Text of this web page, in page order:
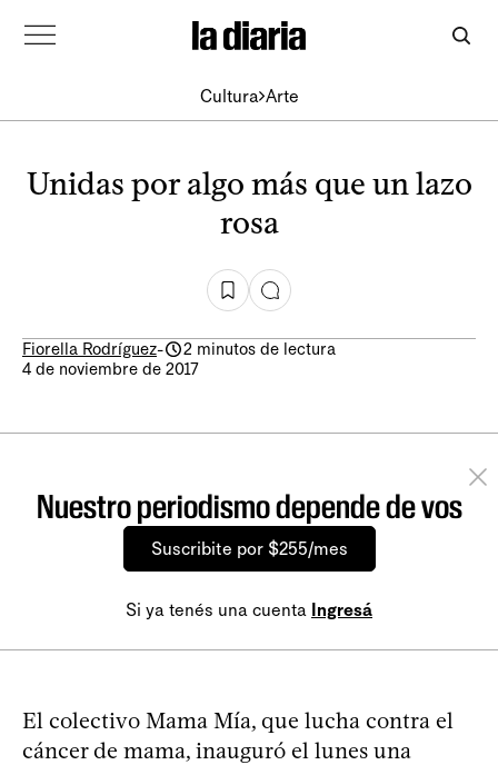
Cultura Arte
Unidas por algo más que un lazo
rosa
Fiorella Rodríguez-
2 minutos de lectura
4 de noviembre de 2017
Nuestro periodismo depende de vos
Suscribite por $255/mes
Si ya tenés una cuenta Ingresá
El colectivo Mama Mía, que lucha contra el
cáncer de mama, inauguró el lunes una